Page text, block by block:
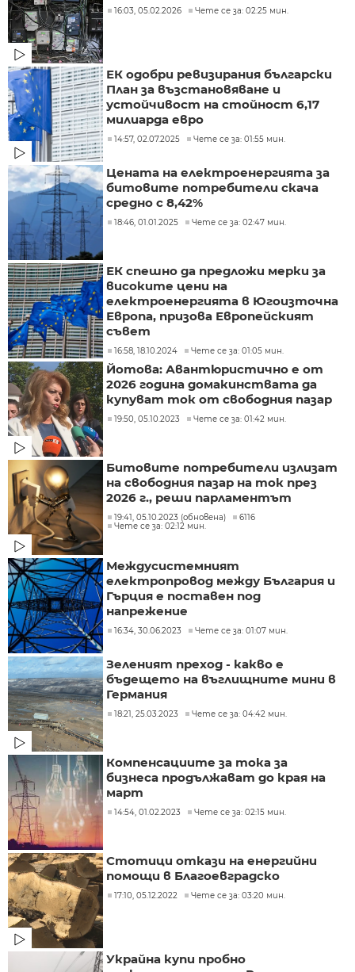
16:03, 05.02.2026 Чете се за: 02:25 мин.
ЕК одобри ревизирания български
План за възстановяване и
устойчивост на стойност 6,17
милиарда евро
14:57, 02.07.2025 Чете се за: 01:55 мин.
Цената на електроенергията за
битовите потребители скача
средно с 8,42%
18:46, 01.01.2025 Чете се за: 02:47 мин.
ЕК спешно да предложи мерки за
високите цени на
електроенергията в Югоизточна
Европа, призова Европейският
съвет
16:58, 18.10.2024 Чете се за: 01:05 мин.
Йотова: Авантюристично е от
2026 година домакинствата да
купуват ток от свободния пазар
19:50, 05.10.2023 Чете се за: 01:42 мин.
Битовите потребители излизат
на свободния пазар на ток през
2026 г., реши парламентът
19:41, 05.10.2023 (обновена)
6116
Чете се за: 02:12 мин.
Междусистемният
електропровод между България и
Гърция е поставен под
напрежение
16:34, 30.06.2023 Чете се за: 01:07 мин.
Зеленият преход - какво е
бъдещето на въглищните мини в
Германия
18:21, 25.03.2023 Чете се за: 04:42 мин.
Компенсациите за тока за
бизнеса продължават до края на
март
14:54, 01.02.2023 Чете се за: 02:15 мин.
Стотици откази на енергийни
помощи в Благоевградско
17:10, 05.12.2022 Чете се за: 03:20 мин.
Украйна купи пробно